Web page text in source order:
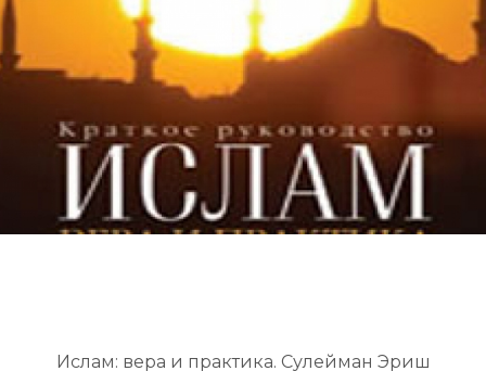
Ислам: вера и практика. Сулейман Эриш